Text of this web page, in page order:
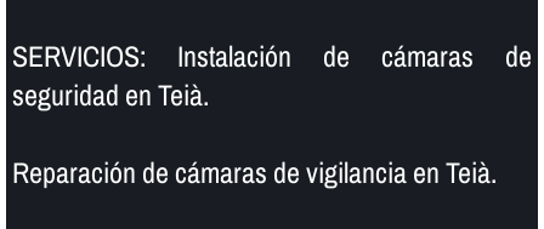
SERVICIOS: Instalación de cámaras de
seguridad en Teià.
Reparación de cámaras de vigilancia en Teià.